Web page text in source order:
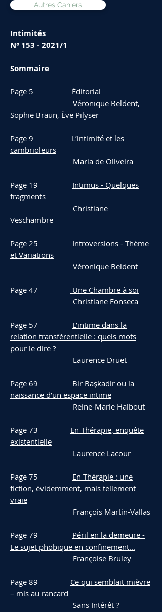
Autres Cahiers
Intimités
N° 153 - 2021/1
Sommaire
Page 5 Éditorial
Véronique Beldent,
Sophie Braun, Ève Pilyser
Page 9 L’intimité et les
cambrioleurs
Maria de Oliveira
Page 19 Intimus - Quelques
fragments
Christiane
Veschambre
Page 25 Introversions - Thème
et Variations
Véronique Beldent
Page 47
Une Chambre à soi
Christiane Fonseca
Page 57 L’intime dans la
relation transférentielle : quels mots
pour le dire ?
Laurence Druet
Page 69 Bir Başkadir ou la
naissance d’un espace intime
Reine-Marie Halbout
Page 73 En Thérapie, enquête
existentielle
Laurence Lacour
Page 75 En Thérapie : une
fiction, évidemment, mais tellement
vraie
François Martin-Vallas
Page 79 Péril en la demeure -
Le sujet phobique en confinement...
Françoise Bruley
Page 89 Ce qui semblait mièvre
– mis au rancard
Sans Intérêt ?